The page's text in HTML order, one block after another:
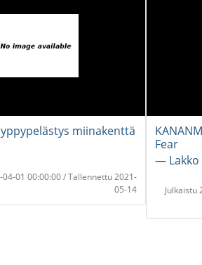
miinakenttä
04-01 00:00:00 / Tallennettu 2021-
05-14
Fear
― Lakko
Julkaistu